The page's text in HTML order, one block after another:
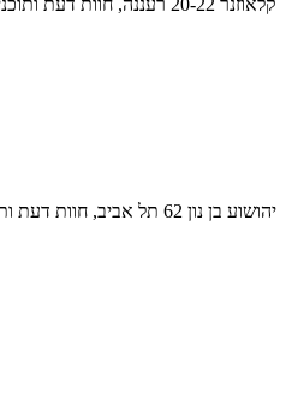
יהושוע בן נון 62 תל אביב, חוות דעת ותוכנית הידרולוגית לניהול מי נגר